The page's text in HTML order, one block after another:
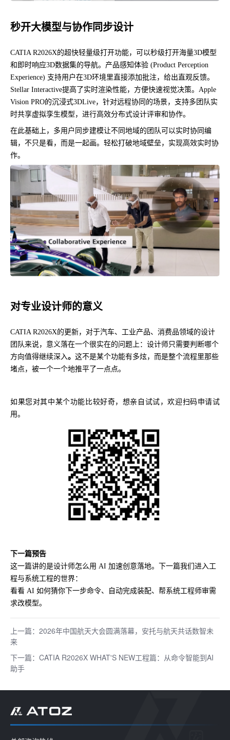
秒开大模型与协作同步设计
CATIA R2026X的超快轻量级打开功能，可以秒级打开海量3D模型
和即时响应3D数据集的导航。产品感知体验 (Product Perception
Experience) 支持用户在3D环境里直接添加批注，给出直观反馈。
Stellar Interactive提高了实时渲染性能，方便快速视觉决策。Apple
Vision PRO的沉浸式3DLive，针对远程协同的场景，支持多团队实
时共享虚拟孪生模型，进行高效分布式设计评审和协作。
在此基础上，多用户同步建模让不同地域的团队可以实时协同编
辑，不只是看，而是一起画。轻松打破地域壁垒，实现高效实时协
作。
对专业设计师的意义
CATIA R2026X的更新，对于汽车、工业产品、消费品领域的设计
团队来说，意义落在一个很实在的问题上：设计师只需要判断哪个
方向值得继续深入。 这不是某个功能有多炫，而是整个流程里那些
堵点，被一个一个地推平了一点点。
如果您对其中某个功能比较好奇，想亲自试试，欢迎扫码申请试
用。
下一篇预告
这一篇讲的是设计师怎么用 AI 加速创意落地。下一篇我们进入工
程与系统工程的世界：
看看 AI 如何猜你下一步命令、自动完成装配、帮系统工程师审需
求改模型。
上一篇：2026年中国航天大会圆满落幕，安托与航天共话数智未
来
下一篇：CATIA R2026X WHAT'S NEW工程篇：从命令智能到AI
助手